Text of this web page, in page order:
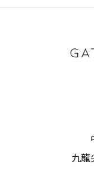
九龍